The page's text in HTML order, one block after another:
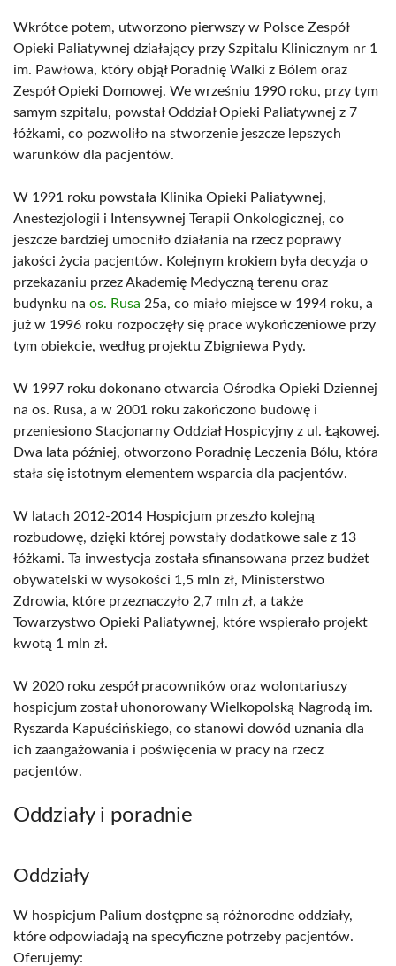
Wkrótce potem, utworzono pierwszy w Polsce Zespół
Opieki Paliatywnej działający przy Szpitalu Klinicznym nr 1
im. Pawłowa, który objął Poradnię Walki z Bólem oraz
Zespół Opieki Domowej. We wrześniu 1990 roku, przy tym
samym szpitalu, powstał Oddział Opieki Paliatywnej z 7
łóżkami, co pozwoliło na stworzenie jeszcze lepszych
warunków dla pacjentów.
W 1991 roku powstała Klinika Opieki Paliatywnej,
Anestezjologii i Intensywnej Terapii Onkologicznej, co
jeszcze bardziej umocniło działania na rzecz poprawy
jakości życia pacjentów. Kolejnym krokiem była decyzja o
przekazaniu przez Akademię Medyczną terenu oraz
budynku na os. Rusa 25a, co miało miejsce w 1994 roku, a
już w 1996 roku rozpoczęły się prace wykończeniowe przy
tym obiekcie, według projektu Zbigniewa Pydy.
W 1997 roku dokonano otwarcia Ośrodka Opieki Dziennej
na os. Rusa, a w 2001 roku zakończono budowę i
przeniesiono Stacjonarny Oddział Hospicyjny z ul. Łąkowej.
Dwa lata później, otworzono Poradnię Leczenia Bólu, która
stała się istotnym elementem wsparcia dla pacjentów.
W latach 2012-2014 Hospicjum przeszło kolejną
rozbudowę, dzięki której powstały dodatkowe sale z 13
łóżkami. Ta inwestycja została sfinansowana przez budżet
obywatelski w wysokości 1,5 mln zł, Ministerstwo
Zdrowia, które przeznaczyło 2,7 mln zł, a także
Towarzystwo Opieki Paliatywnej, które wspierało projekt
kwotą 1 mln zł.
W 2020 roku zespół pracowników oraz wolontariuszy
hospicjum został uhonorowany Wielkopolską Nagrodą im.
Ryszarda Kapuścińskiego, co stanowi dowód uznania dla
ich zaangażowania i poświęcenia w pracy na rzecz
pacjentów.
Oddziały i poradnie
Oddziały
W hospicjum Palium dostępne są różnorodne oddziały,
które odpowiadają na specyficzne potrzeby pacjentów.
Oferujemy: